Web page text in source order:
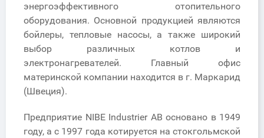
энергоэффективного отопительного
оборудования. Основной продукцией являются
бойлеры, тепловые насосы, а также широкий
выбор различных котлов и
электронагревателей. Главный офис
материнской компании находится в г. Маркарид
(Швеция).
Предприятие NIBE Industrier AB основано в 1949
году, а с 1997 года котируется на стокгольмской